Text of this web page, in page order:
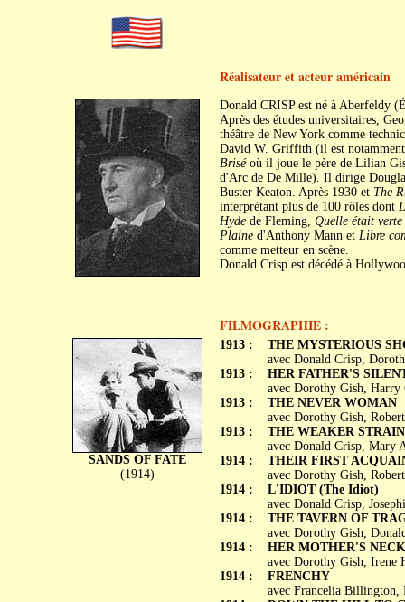
Réalisateur et acteur américain
Donald CRISP est né à Aberfeldy
Après des études universitaires,
théâtre de New York comme
David W. Griffith (il est
Briséoù il joue le père de Lilian
d'Arc de De Mille). Il dirige
Buster Keaton. Après 1930 et The
interprétant plus de 100 rôles dont
Hyde de Fleming, Quelle était verte
Plained'Anthony Mann et Libre
comme metteur en scène.
Donald Crisp est décédé à
FILMOGRAPHIE :
SANDS OF FATE
(1914)
1913 :
1913 :
1913 :
1913 :
1914 :
1914 :
1914 :
1914 :
1914 :
THE MYSTERIOUS
avec Donald Crisp,
HER FATHER'S
avec Dorothy Gish,
THE NEVER WOMAN
avec Dorothy Gish,
THE WEAKER STRAIN
avec Donald Crisp, Mary
THEIR FIRST
avec Dorothy Gish,
L'IDIOT (The Idiot)
avec Donald Crisp,
THE TAVERN OF
avec Dorothy Gish,
HER MOTHER'S
avec Dorothy Gish, Irene
FRENCHY
avec Francelia Billington,